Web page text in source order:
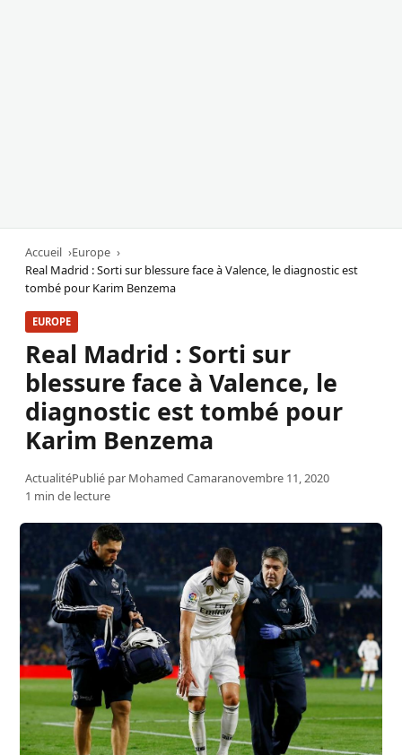
Accueil
Europe
Real Madrid : Sorti sur blessure face à Valence, le diagnostic est
tombé pour Karim Benzema
EUROPE
Real Madrid : Sorti sur
blessure face à Valence, le
diagnostic est tombé pour
Karim Benzema
ActualitéPublié par Mohamed Camaranovembre 11, 2020
1 min de lecture